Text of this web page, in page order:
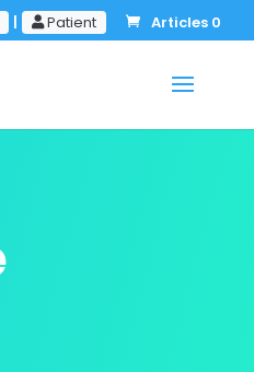
| Patient Articles 0